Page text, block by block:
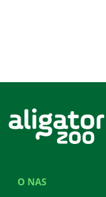
O NAS